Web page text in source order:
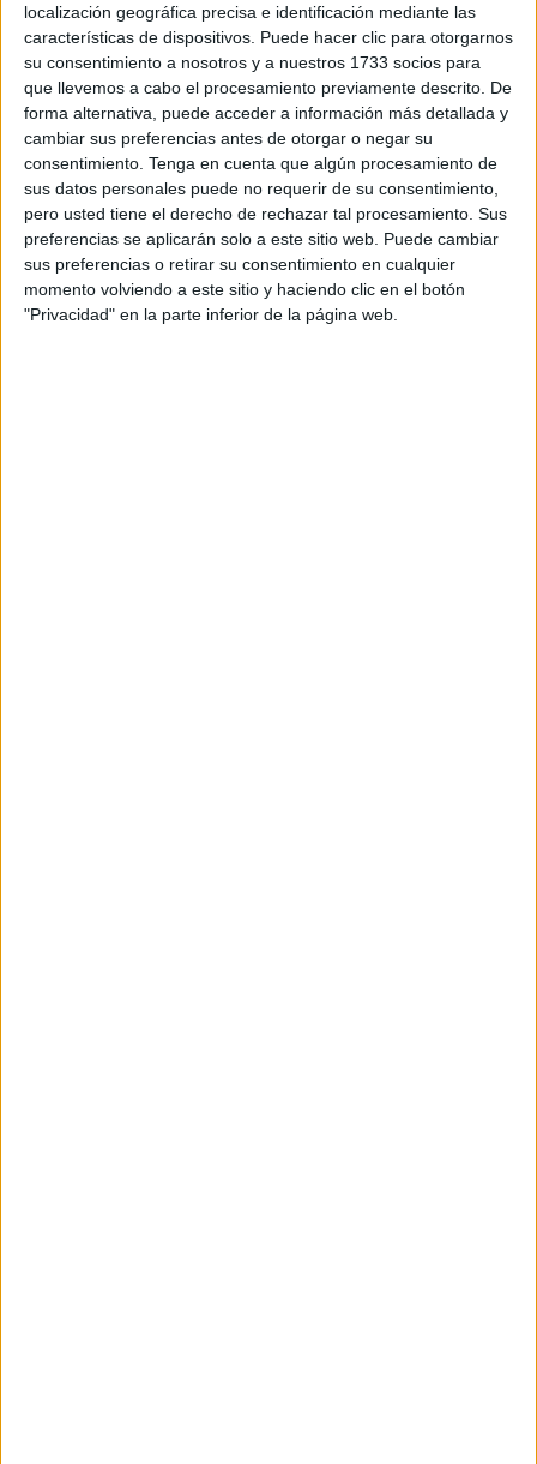
localización geográfica precisa e identificación mediante las
características de dispositivos. Puede hacer clic para otorgarnos
su consentimiento a nosotros y a nuestros 1733 socios para
que llevemos a cabo el procesamiento previamente descrito. De
forma alternativa, puede acceder a información más detallada y
cambiar sus preferencias antes de otorgar o negar su
consentimiento. Tenga en cuenta que algún procesamiento de
sus datos personales puede no requerir de su consentimiento,
pero usted tiene el derecho de rechazar tal procesamiento. Sus
preferencias se aplicarán solo a este sitio web. Puede cambiar
sus preferencias o retirar su consentimiento en cualquier
momento volviendo a este sitio y haciendo clic en el botón
"Privacidad" en la parte inferior de la página web.
“Me han cazado”, comenta entre risas al recordar cómo
se enteró de la repercusión de la instantánea gracias a
varias personas que asistieron a la eucaristíay le
comunicaron que aparecía en una de las imágenes más
destacadas de la jornada.
La fotografía recoge el momento en el que elPadre
Albertoda la comunión a varios fieles congregados en
Madrid. Entre ellas se encuentra Andrea, una joven
influencer que recibió el bautismo hace apenas un año y